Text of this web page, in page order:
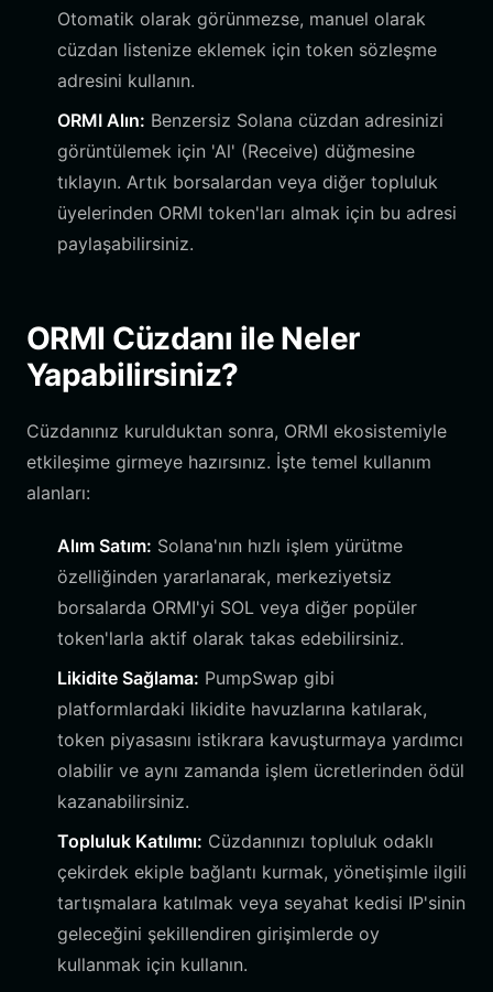
Otomatik olarak görünmezse, manuel olarak
cüzdan listenize eklemek için token sözleşme
adresini kullanın.
ORMI Alın: Benzersiz Solana cüzdan adresinizi
görüntülemek için 'Al' (Receive) düğmesine
tıklayın. Artık borsalardan veya diğer topluluk
üyelerinden ORMI token'ları almak için bu adresi
paylaşabilirsiniz.
ORMI Cüzdanı ile Neler
Yapabilirsiniz?
Cüzdanınız kurulduktan sonra, ORMI ekosistemiyle
etkileşime girmeye hazırsınız. İşte temel kullanım
alanları:
Alım Satım: Solana'nın hızlı işlem yürütme
özelliğinden yararlanarak, merkeziyetsiz
borsalarda ORMI'yi SOL veya diğer popüler
token'larla aktif olarak takas edebilirsiniz.
Likidite Sağlama: PumpSwap gibi
platformlardaki likidite havuzlarına katılarak,
token piyasasını istikrara kavuşturmaya yardımcı
olabilir ve aynı zamanda işlem ücretlerinden ödül
kazanabilirsiniz.
Topluluk Katılımı: Cüzdanınızı topluluk odaklı
çekirdek ekiple bağlantı kurmak, yönetişimle ilgili
tartışmalara katılmak veya seyahat kedisi IP'sinin
geleceğini şekillendiren girişimlerde oy
kullanmak için kullanın.